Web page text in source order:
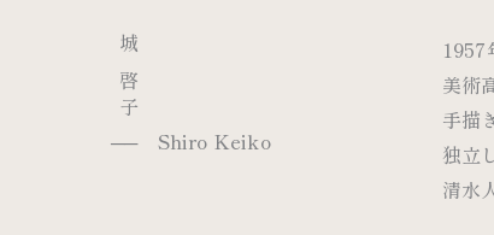
城 啓子
── Shiro Keiko
1957
美術
手描
独立
清水